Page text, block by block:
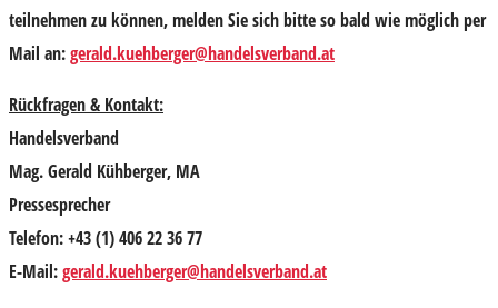
teilnehmen zu können, melden Sie sich bitteso bald wie möglich per
Mail an:gerald.kuehberger@handelsverband.at
Rückfragen & Kontakt:
Handelsverband
Mag. Gerald Kühberger, MA
Pressesprecher
Telefon: +43 (1) 406 22 36 77
E-Mail:gerald.kuehberger@handelsverband.at